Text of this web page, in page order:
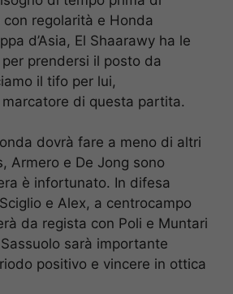
regolarità e Honda
d’Asia, El Shaarawy ha le
prendersi il posto da
il tifo per lui,
di questa partita.
dovrà fare a meno di altri
Armero e De Jong sono
è infortunato. In difesa
e Alex, a centrocampo
da regista con Poli e Muntari
sarà importante
positivo e vincere in ottica